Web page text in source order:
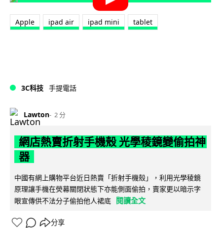
Apple ipad air ipad mini tablet
3C科技 手提電話
Lawton 2 分
網店熱賣折射手機殼 光學稜鏡變偷拍神
器
中國有網上購物平台近日熱賣「折射手機殼」，利用光學稜鏡
原理讓手機在熒幕關閉狀態下亦能側面偷拍，賣家更以暗示字
眼宣傳供不法分子偷拍他人裙底 閱讀全文
分享